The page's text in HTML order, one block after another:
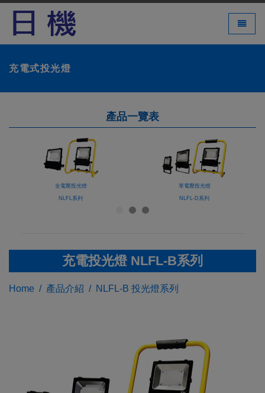
Toggle
充電式投光燈
產品一覽表
全電壓投光燈
NLFL系列
單電壓投光燈
NLFL-D系列
充電投光燈 NLFL-B系列
Home 產品介紹 NLFL-B 投光燈系列